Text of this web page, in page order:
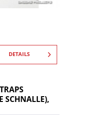
DETAILS
SCHNALLE),